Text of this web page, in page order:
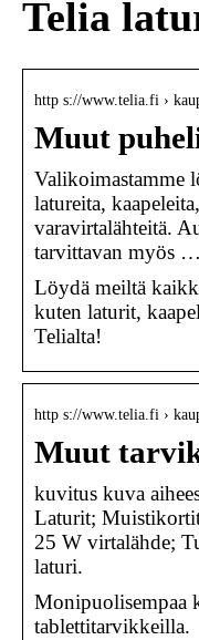
Telia
http s://www.telia.fi ›
Muut
Valikoimastamme
latureita,
varavirtalähteitä.
tarvittavan myös …
Löydä meiltä
kuten laturit,
Telialta!
http s://www.telia.fi ›
Muut
kuvitus kuva
Laturit;
25 W virtalähde;
laturi.
Monipuolisempaa
tablettitarvikkeilla.